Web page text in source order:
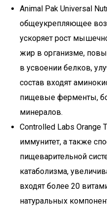
Animal Pak Universal
общеукрепляющее
ускоряет рост
жир в организме,
в усвоении белков,
состав входят
пищевые ферменты,
минералов.
Controlled Labs Orange
иммунитет, а также
пищеварительной
катаболизма,
входят более 20
натуральных